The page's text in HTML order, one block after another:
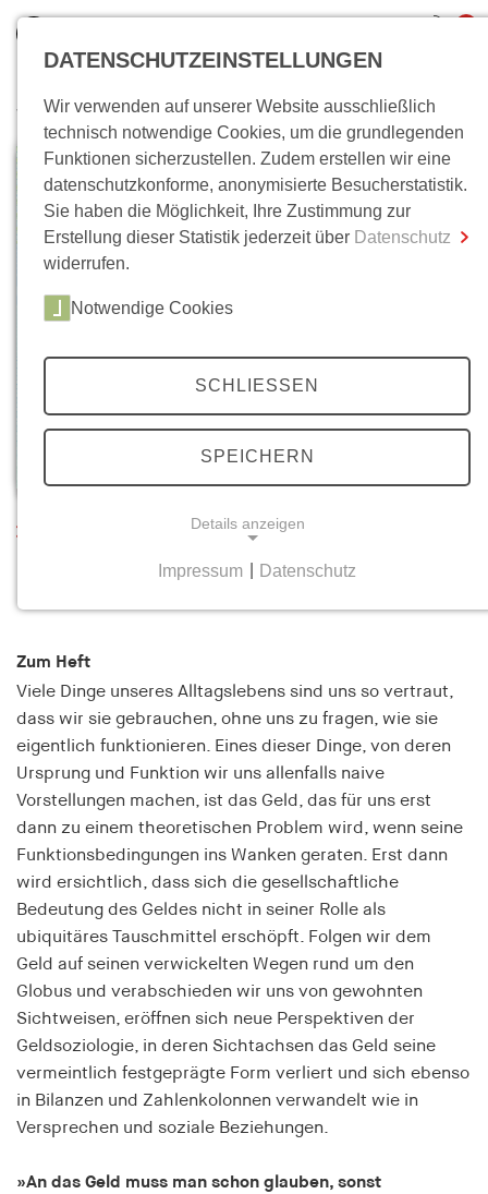
inkl. MwSt.
0,00 €
Zum Warenkorb Zur Kasse
Wo bin ich?
Perspektiven der Geldsoziologie
Zum Heft
Viele Dinge unseres Alltagslebens sind uns so vertraut,
dass wir sie gebrauchen, ohne uns zu fragen, wie sie
eigentlich funktionieren. Eines dieser Dinge, von deren
Ursprung und Funktion wir uns allenfalls naive
Vorstellungen machen, ist das Geld, das für uns erst
dann zu einem theoretischen Problem wird, wenn seine
Funktionsbedingungen ins Wanken geraten. Erst dann
wird ersichtlich, dass sich die gesellschaftliche
Bedeutung des Geldes nicht in seiner Rolle als
ubiquitäres Tauschmittel erschöpft. Folgen wir dem
Geld auf seinen verwickelten Wegen rund um den
Globus und verabschieden wir uns von gewohnten
Sichtweisen, eröffnen sich neue Perspektiven der
Geldsoziologie, in deren Sichtachsen das Geld seine
vermeintlich festgeprägte Form verliert und sich ebenso
in Bilanzen und Zahlenkolonnen verwandelt wie in
Versprechen und soziale Beziehungen.
»An das Geld muss man schon glauben, sonst
DATENSCHUTZEINSTELLUNGEN
Wir verwenden auf unserer Website ausschließlich
technisch notwendige Cookies, um die grundlegenden
Funktionen sicherzustellen. Zudem erstellen wir eine
datenschutzkonforme, anonymisierte Besucherstatistik.
Sie haben die Möglichkeit, Ihre Zustimmung zur
Erstellung dieser Statistik jederzeit über Datenschutz
widerrufen.
Notwendige Cookies
SCHLIESSEN
SPEICHERN
Details anzeigen
wie Seitennavigation und Zugriff auf sichere
Bereiche der Webseite ermöglichen. Die Webseite
kann ohne diese Cookies nicht richtig
funktionieren.
cookie_consent
Name:
cookie_consent
Anbieter:
hamburger-edition.de
Speichert den Zustimmungsstatus des Benutzers
für Cookies auf der aktuellen Domäne.
Cookie Laufzeit:
Impressum Datenschutz